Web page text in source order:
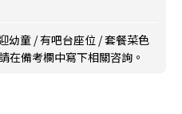
幼童 /有吧台座位 /套餐菜色
備考欄中寫下相關咨詢。